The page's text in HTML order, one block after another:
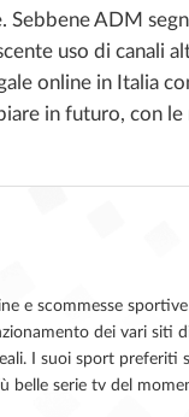
ADM
uso di canali
online in Italia
in futuro, con le
e scommesse
dei vari siti
I suoi sport
belle serie tv del